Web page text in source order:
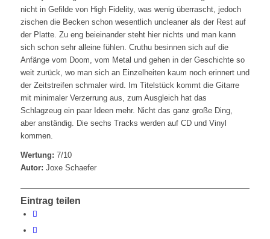
nicht in Gefilde von High Fidelity, was wenig überrascht, jedoch
zischen die Becken schon wesentlich uncleaner als der Rest auf
der Platte. Zu eng beieinander steht hier nichts und man kann
sich schon sehr alleine fühlen. Cruthu besinnen sich auf die
Anfänge vom Doom, vom Metal und gehen in der Geschichte so
weit zurück, wo man sich an Einzelheiten kaum noch erinnert und
der Zeitstreifen schmaler wird. Im Titelstück kommt die Gitarre
mit minimaler Verzerrung aus, zum Ausgleich hat das
Schlagzeug ein paar Ideen mehr. Nicht das ganz große Ding,
aber anständig. Die sechs Tracks werden auf CD und Vinyl
kommen.
Wertung: 7/10
Autor: Joxe Schaefer
Eintrag teilen